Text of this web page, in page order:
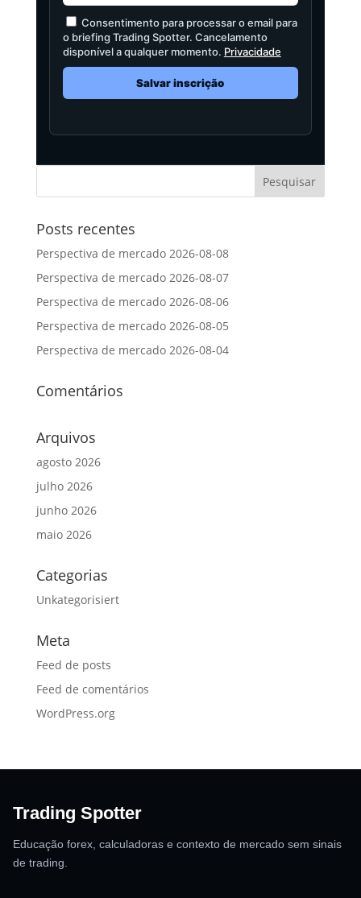
Consentimento para processar o email para
o briefing Trading Spotter. Cancelamento
disponível a qualquer momento. Privacidade
Salvar inscrição
Posts recentes
Perspectiva de mercado 2026-08-08
Perspectiva de mercado 2026-08-07
Perspectiva de mercado 2026-08-06
Perspectiva de mercado 2026-08-05
Perspectiva de mercado 2026-08-04
Comentários
Arquivos
agosto 2026
julho 2026
junho 2026
maio 2026
Categorias
Unkategorisiert
Meta
Feed de posts
Feed de comentários
WordPress.org
Trading Spotter
Educação forex, calculadoras e contexto de mercado sem sinais
de trading.